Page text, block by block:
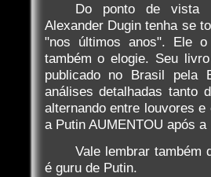
Do ponto de vista
Alexander Dugin tenha se
"nos últimos anos". Ele
também o elogie. Seu
publicado no Brasil
análises detalhadas tanto
alternando entre louvores
a Putin AUMENTOU após
Vale lembrar também
é guru de Putin.